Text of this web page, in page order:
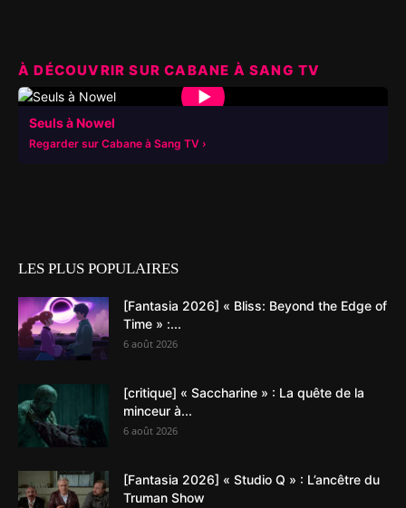
À DÉCOUVRIR SUR CABANE À SANG TV
▶
Seuls à Nowel
Regarder sur Cabane à Sang TV
LES PLUS POPULAIRES
[Fantasia 2026] « Bliss: Beyond the Edge of
Time » :...
6 août 2026
[critique] « Saccharine » : La quête de la
minceur à...
6 août 2026
[Fantasia 2026] « Studio Q » : L’ancêtre du
Truman Show